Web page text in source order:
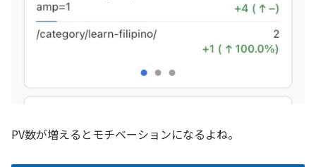
PV数が増えるとモチベーションになるよね。